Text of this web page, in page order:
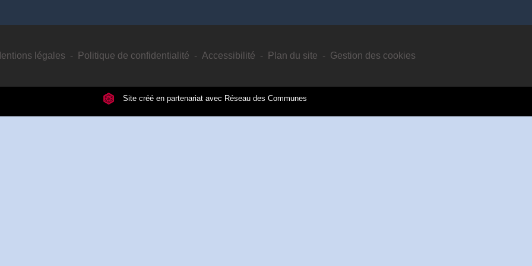
légales - Politique de confidentialité - Accessibilité - Plan du site - Gestion des cookies
Site créé en partenariat avec Réseau des Communes